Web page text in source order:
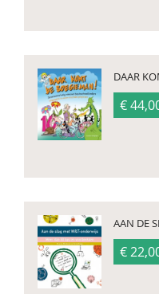
DAAR
€
AAN DE
€